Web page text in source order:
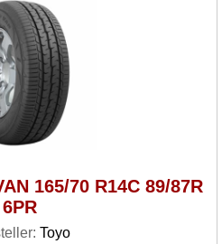
165/70 R14C 89/87R
6PR
Toyo